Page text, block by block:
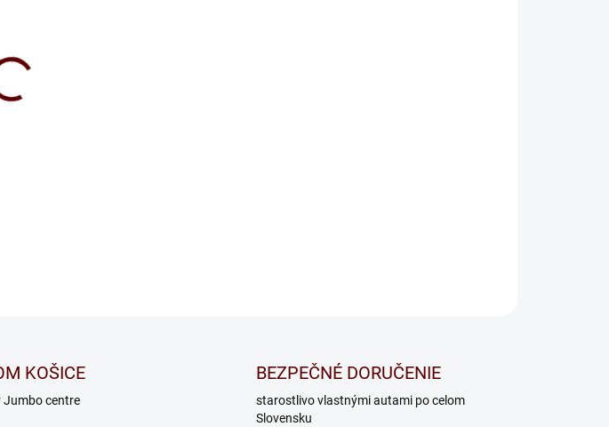
KOŠICE
Jumbo centre
BEZPEČNÉ DORUČENIE
starostlivo vlastnými autami po celom
Slovensku